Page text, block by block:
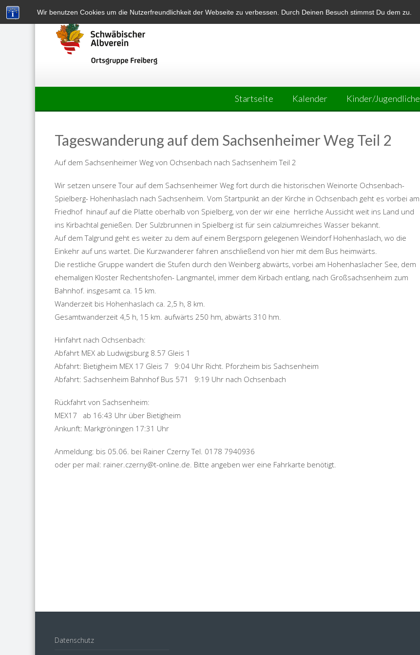
Wir benutzen Cookies um die Nutzerfreundlichkeit der Webseite zu verbessen. Durch Deinen Besuch stimmst Du dem zu.
Skip
to
Startseite Kalender Kinder/Jugendliche
Tageswanderung auf dem Sachsenheimer Weg Teil 2
Auf dem Sachsenheimer Weg von Ochsenbach nach Sachsenheim Teil 2
Wir setzen unsere Tour auf dem Sachsenheimer Weg fort durch die historischen Weinorte Ochsenbach-
Spielberg- Hohenhaslach nach Sachsenheim. Vom Startpunkt an der Kirche in Ochsenbach geht es vorbei am
Friedhof hinauf auf die Platte oberhalb von Spielberg, von der wir eine herrliche Aussicht weit ins Land und
ins Kirbachtal genießen. Der Sulzbrunnen in Spielberg ist für sein calziumreiches Wasser bekannt.
Auf dem Talgrund geht es weiter zu dem auf einem Bergsporn gelegenen Weindorf Hohenhaslach, wo die
Einkehr auf uns wartet. Die Kurzwanderer fahren anschließend von hier mit dem Bus heimwärts.
Die restliche Gruppe wandert die Stufen durch den Weinberg abwärts, vorbei am Hohenhaslacher See, dem
ehemaligen Kloster Rechentshofen- Langmantel, immer dem Kirbach entlang, nach Großsachsenheim zum
Bahnhof. insgesamt ca. 15 km.
Wanderzeit bis Hohenhaslach ca. 2,5 h, 8 km.
Gesamtwanderzeit 4,5 h, 15 km. aufwärts 250 hm, abwärts 310 hm.
Hinfahrt nach Ochsenbach:
Abfahrt MEX ab Ludwigsburg 8.57 Gleis 1
Abfahrt: Bietigheim MEX 17 Gleis 7 9:04 Uhr Richt. Pforzheim bis Sachsenheim
Abfahrt: Sachsenheim Bahnhof Bus 571 9:19 Uhr nach Ochsenbach
Rückfahrt von Sachsenheim:
MEX17 ab 16:43 Uhr über Bietigheim
Ankunft: Markgröningen 17:31 Uhr
Anmeldung: bis 05.06. bei Rainer Czerny Tel. 0178 7940936
oder per mail: rainer.czerny@t-online.de. Bitte angeben wer eine Fahrkarte benötigt.
Datenschutz